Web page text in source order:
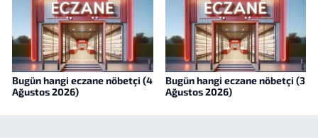
Bugün hangi eczane nöbetçi (4
Ağustos 2026)
Bugün hangi eczane nöbetçi (3
Ağustos 2026)